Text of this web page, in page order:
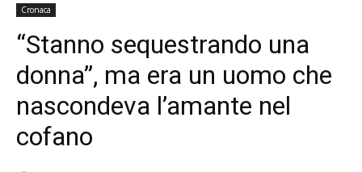
Cronaca
“Stanno sequestrando una
donna”, ma era un uomo che
nascondeva l’amante nel
cofano